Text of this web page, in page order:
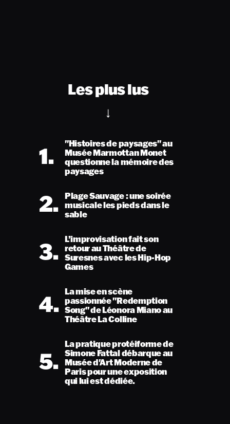
Les plus lus
1.
"Histoires de paysages" au
Musée Marmottan Monet
questionne la mémoire des
paysages
2. Plage Sauvage : une soirée
musicale les pieds dans le
sable
3. L’improvisation fait son
retour au Théâtre de
Suresnes avec les Hip-Hop
Games
4. La mise en scène
passionnée "Redemption
Song" de Léonora Miano au
Théâtre La Colline
5.
La pratique protéiforme de
Simone Fattal débarque au
Musée d'Art Moderne de
Paris pour une exposition
qui lui est dédiée.